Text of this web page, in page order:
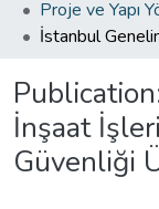
İnşaat
Güvenliği